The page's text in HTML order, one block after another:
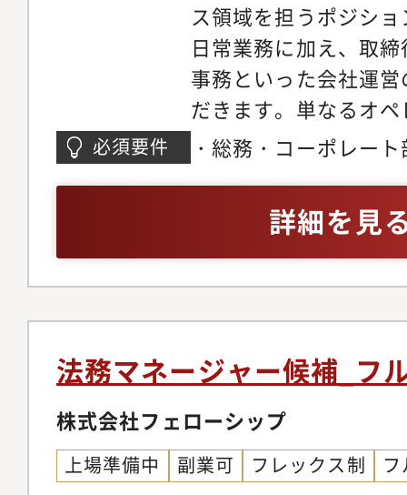
ス領域を担うポジシ
日常業務に加え、取
事務といった会社運
だきます。単なるオ
く、会社としての意
内容①会議体運営／
会・株主総会の運営
資料準備・進行管理
事務（新株発行、ス
等）②コーポレート基
文書の管理（法務と
備・標準化・内部統
化に向けたサポート③
フィス環境の管理・
社会議の企画運営・
必須要件
・総務・コーポレー
る業務に関与した経
可能な方（可能であ
詳細を見
法務マネージャー候補_フ
株式会社フェローシップ
上場準備中 副業可 フレックス制